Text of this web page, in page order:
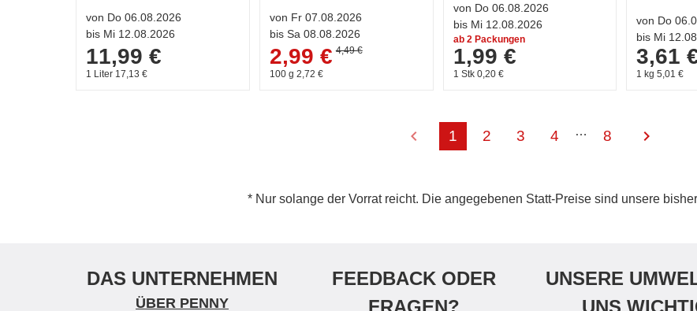
von Do 06.08.2026
bis Mi 12.08.2026
11,99 €
1 Liter 17,13 €
von Fr 07.08.2026
bis Sa 08.08.2026
2,99 € 4,49 €
100 g 2,72 €
von Do 06.08.2026
bis Mi 12.08.2026
ab 2 Packungen
1,99 €
1 Stk 0,20 €
von Do
bis Mi
3,61
1 kg 5,01 €
chevron_left 1 2 3 4 … 8 chevron_right
* Nur solange der Vorrat reicht. Die angegebenen Statt-Preise sind unsere
DAS UNTERNEHMEN
ÜBER PENNY
FEEDBACK ODER
FRAGEN?
UNSERE
UNS